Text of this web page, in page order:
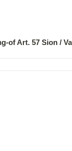
of Art. 57 Sion /
88 Sion / Valais